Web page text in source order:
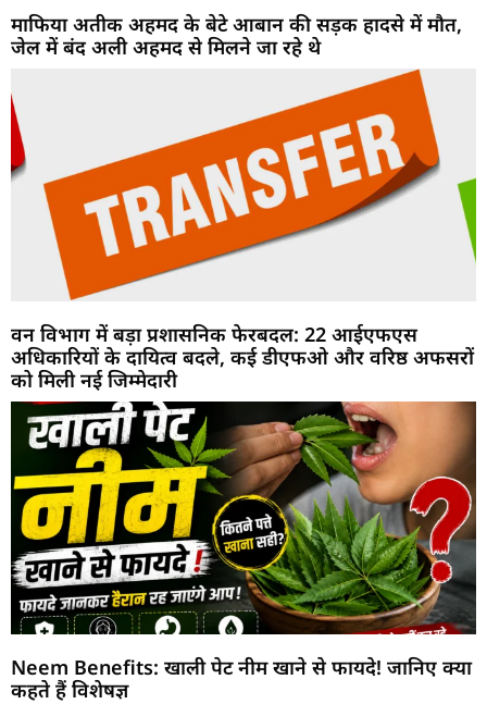
माफिया अतीक अहमद के बेटे आबान की सड़क हादसे में मौत,
जेल में बंद अली अहमद से मिलने जा रहे थे
वन विभाग में बड़ा प्रशासनिक फेरबदल: 22 आईएफएस
अधिकारियों के दायित्व बदले, कई डीएफओ और वरिष्ठ अफसरों
को मिली नई जिम्मेदारी
Neem Benefits: खाली पेट नीम खाने से फायदे! जानिए क्या
कहते हैं विशेषज्ञ